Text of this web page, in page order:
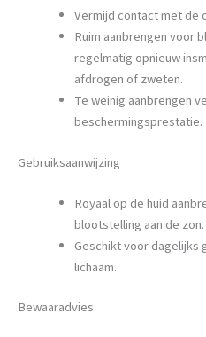
Vermijd contact met de
Ruim aanbrengen voor
regelmatig opnieuw
afdrogen of zweten.
Te weinig aanbrengen
beschermingsprestatie.
Gebruiksaanwijzing
Royaal op de huid
blootstelling aan de zon.
Geschikt voor dagelijks
lichaam.
Bewaaradvies